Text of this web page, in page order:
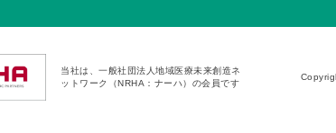
当社は、一般社団法人地域医療未来創造ネ
ットワーク（NRHA：ナーハ）の会員です